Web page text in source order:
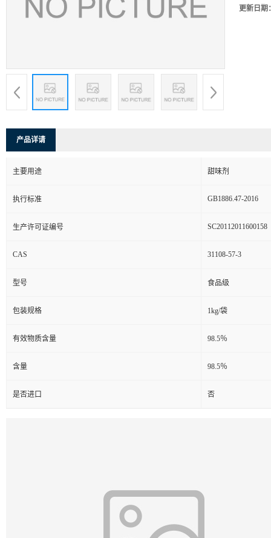
更新日期
产品详请
主要用途 甜味剂
执行标准 GB1886.47-2016
生产许可证编号 SC20112011600158
CAS 31108-57-3
型号 食品级
包装规格 1kg/袋
有效物质含量 98.5％
含量 98.5％
是否进口 否